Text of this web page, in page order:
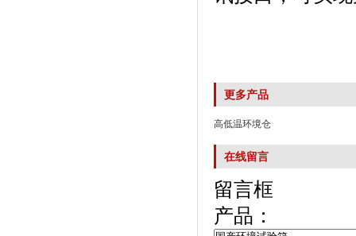
更多产品
高低温环境仓
在线留言
留言框
产品：